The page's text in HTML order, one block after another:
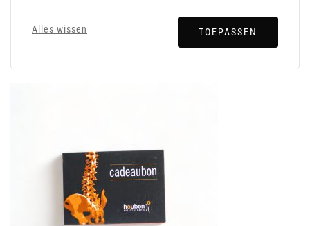
Alles wissen TOEPASSEN